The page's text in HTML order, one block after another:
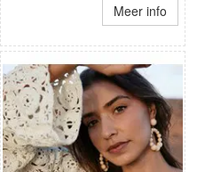
Meer info